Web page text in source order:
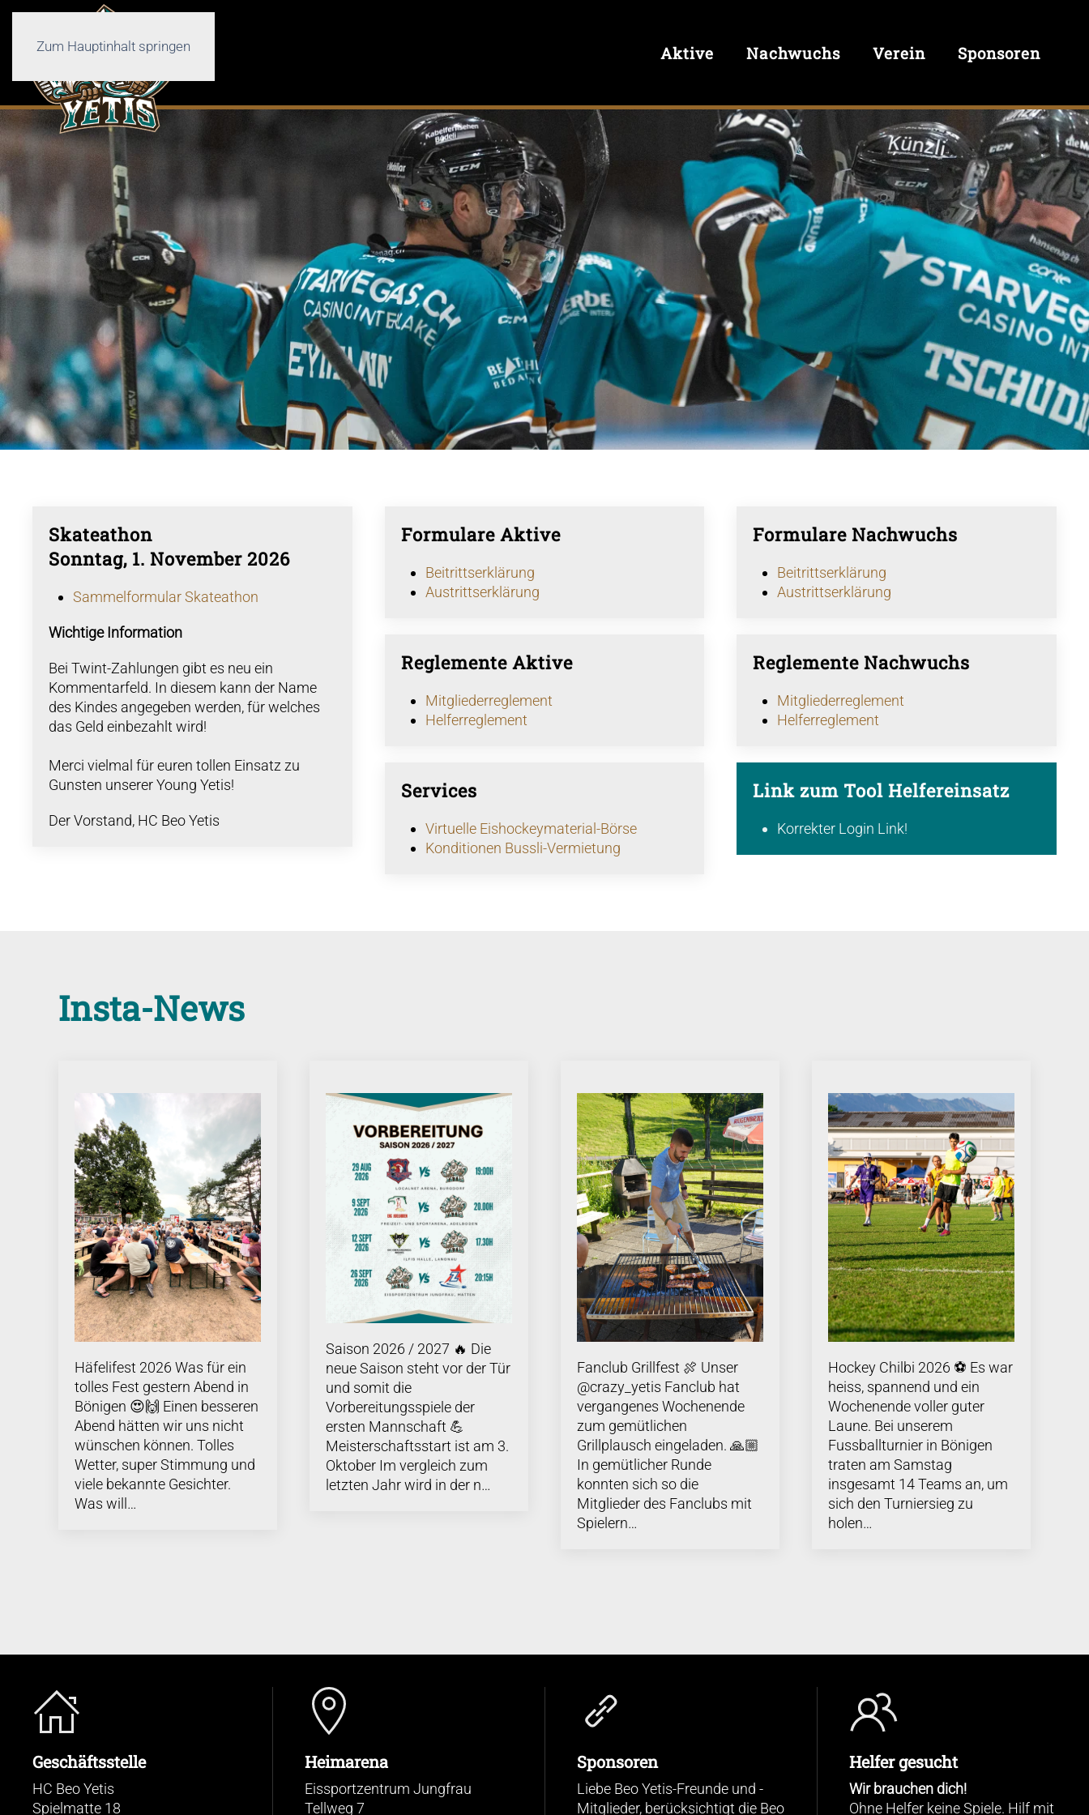
Zum Hauptinhalt springen Aktive Nachwuchs Verein Sponsoren
Skateathon
Sonntag, 1. November 2026
Sammelformular Skateathon
Wichtige Information
Bei Twint-Zahlungen gibt es neu ein
Kommentarfeld. In diesem kann der Name
des Kindes angegeben werden, für welches
das Geld einbezahlt wird!
Merci vielmal für euren tollen Einsatz zu
Gunsten unserer Young Yetis!
Der Vorstand, HC Beo Yetis
Formulare Aktive
Beitrittserklärung
Austrittserklärung
Reglemente Aktive
Mitgliederreglement
Helferreglement
Services
Virtuelle Eishockeymaterial-Börse
Konditionen Bussli-Vermietung
Formulare Nachwuchs
Beitrittserklärung
Austrittserklärung
Reglemente Nachwuchs
Mitgliederreglement
Helferreglement
Link zum Tool Helfereinsatz
Korrekter Login Link!
Insta-News
Häfelifest 2026 Was für ein
tolles Fest gestern Abend in
Bönigen 😍🙌 Einen besseren
Abend hätten wir uns nicht
wünschen können. Tolles
Wetter, super Stimmung und
viele bekannte Gesichter.
Was will…
Saison 2026 / 2027 🔥 Die
neue Saison steht vor der Tür
und somit die
Vorbereitungsspiele der
ersten Mannschaft 💪
Meisterschaftsstart ist am 3.
Oktober Im vergleich zum
letzten Jahr wird in der n…
Fanclub Grillfest 🍖 Unser
@crazy_yetis Fanclub hat
vergangenes Wochenende
zum gemütlichen
Grillplausch eingeladen. 🙏🏼
In gemütlicher Runde
konnten sich so die
Mitglieder des Fanclubs mit
Spielern…
Hockey Chilbi 2026 ⚽️ Es war
heiss, spannend und ein
Wochenende voller guter
Laune. Bei unserem
Fussballturnier in Bönigen
traten am Samstag
insgesamt 14 Teams an, um
sich den Turniersieg zu
holen…
Geschäftsstelle
HC Beo Yetis
Spielmatte 18
Heimarena
Eissportzentrum Jungfrau
Tellweg 7
Sponsoren
Liebe Beo Yetis-Freunde und -
Mitglieder, berücksichtigt die Beo
Helfer gesucht
Wir brauchen dich!
Ohne Helfer keine Spiele. Hilf mit